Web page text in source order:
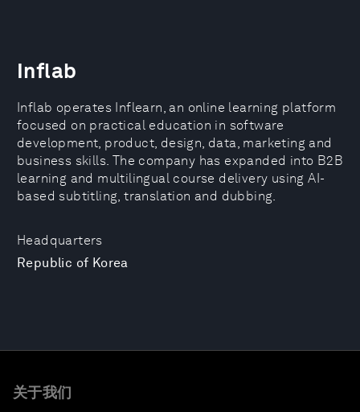
Headquarters
Republic of Korea
Inflab
Inflab operates Inflearn, an online learning platform
focused on practical education in software
development, product, design, data, marketing and
business skills. The company has expanded into B2B
learning and multilingual course delivery using AI-
based subtitling, translation and dubbing.
关于我们